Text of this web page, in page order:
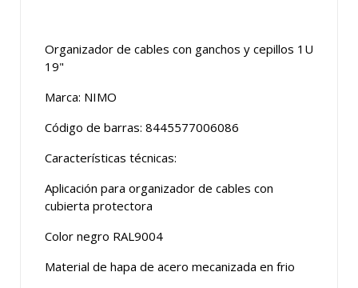
Organizador de cables con ganchos y cepillos 1U
19"
Marca: NIMO
Código de barras: 8445577006086
Características técnicas:
Aplicación para organizador de cables con
cubierta protectora
Color negro RAL9004
Material de hapa de acero mecanizada en frio